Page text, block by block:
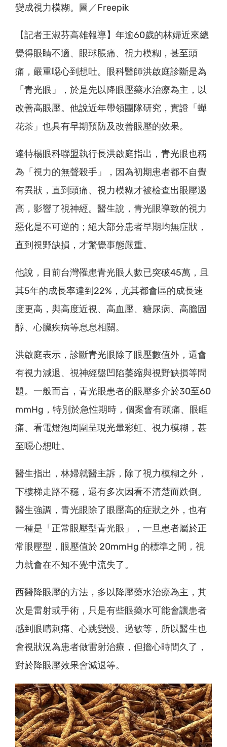
變成視力模糊。圖／Freepik
【記者王淑芬高雄報導】年逾60歲的林婦近來總
覺得眼睛不適、眼球脹痛、視力模糊，甚至頭
痛，嚴重噁心到想吐。眼科醫師洪啟庭診斷是為
「青光眼」，於是先以降眼壓藥水治療為主，以
改善高眼壓。他說近年帶領團隊研究，實證「蟬
花茶」也具有早期預防及改善眼壓的效果。
達特楊眼科聯盟執行長洪啟庭指出，青光眼也稱
為「視力的無聲殺手」，因為初期患者都不自覺
有異狀，直到頭痛、視力模糊才被檢查出眼壓過
高，影響了視神經。醫生說，青光眼導致的視力
惡化是不可逆的；絕大部分患者早期均無症狀，
直到視野缺損，才驚覺事態嚴重。
他說，目前台灣罹患青光眼人數已突破45萬，且
其5年的成長率達到22%，尤其都會區的成長速
度更高，與高度近視、高血壓、糖尿病、高膽固
醇、心臟疾病等息息相關。
洪啟庭表示，診斷青光眼除了眼壓數值外，還會
有視力減退、視神經盤凹陷萎縮與視野缺損等問
題。一般而言，青光眼患者的眼壓多介於30至60
mmHg，特別於急性期時，個案會有頭痛、眼眶
痛、看電燈泡周圍呈現光暈彩虹、視力模糊，甚
至噁心想吐。
醫生指出，林婦就醫主訴，除了視力模糊之外，
下樓梯走路不穩，還有多次因看不清楚而跌倒。
醫生強調，青光眼除了眼壓高的症狀之外，也有
一種是「正常眼壓型青光眼」，一旦患者屬於正
常眼壓型，眼壓值於 20mmHg 的標準之間，視
力就會在不知不覺中流失了。
西醫降眼壓的方法，多以降壓藥水治療為主，其
次是雷射或手術，只是有些眼藥水可能會讓患者
感到眼睛刺痛、心跳變慢、過敏等，所以醫生也
會視狀況為患者做雷射治療，但擔心時間久了，
對於降眼壓效果會減退等。